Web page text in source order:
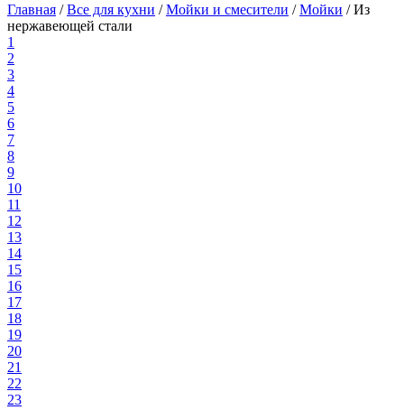
Главная /Все для кухни /Мойки и смесители /Мойки /Из
нержавеющей стали
1
2
3
4
5
6
7
8
9
10
11
12
13
14
15
16
17
18
19
20
21
22
23